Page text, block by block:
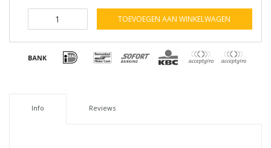
TOEVOEGEN AAN WINKELWAGEN
Info Reviews